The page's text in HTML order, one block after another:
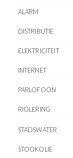
ALARM
DISTRIBUTIE
ELEKTRICITEIT
INTERNET
PARLOFOON
RIOLERING
STADSWATER
STOOKOLIE